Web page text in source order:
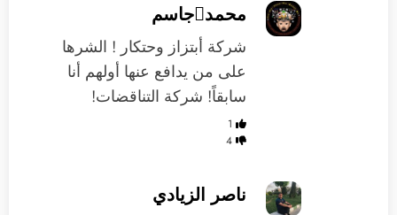
محمدجاسم
شركة أبتزاز وحتكار ! الشرها
على من يدافع عنها أولهم أنا
سابقاً! شركة التناقضات!
1
4
ناصر الزيادي